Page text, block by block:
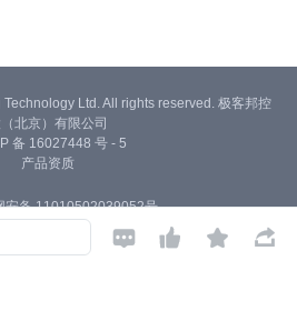
   
Ltd. All rights reserved. 极客邦控
北京）有限公司
备 16027448 号 - 5
产品资质
安备 11010502039052号